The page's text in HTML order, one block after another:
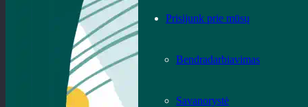
Prisijunk prie mūsų
Bendradarbiavimas
Savanorystė